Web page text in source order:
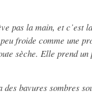
pas la main, et c’est
froide comme une
sèche. Elle prend
des bavures sombres